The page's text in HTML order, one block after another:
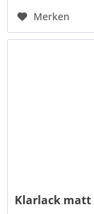
Merken
Klarlack matt